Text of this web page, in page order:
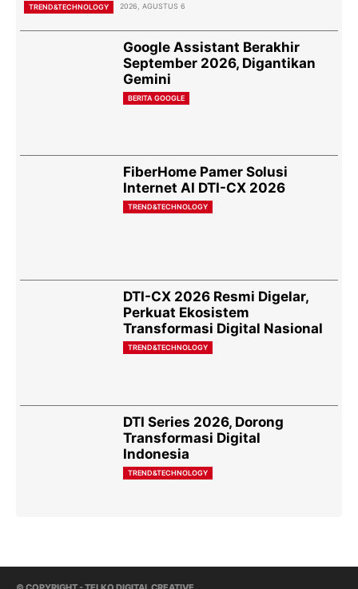
TREND&TECHNOLOGY 2026, AGUSTUS 6
Google Assistant Berakhir
September 2026, Digantikan
Gemini
BERITA GOOGLE
FiberHome Pamer Solusi
Internet AI DTI-CX 2026
TREND&TECHNOLOGY
DTI-CX 2026 Resmi Digelar,
Perkuat Ekosistem
Transformasi Digital Nasional
TREND&TECHNOLOGY
DTI Series 2026, Dorong
Transformasi Digital
Indonesia
TREND&TECHNOLOGY